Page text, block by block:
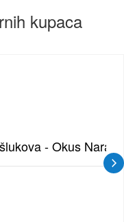
kupaca
- Okus